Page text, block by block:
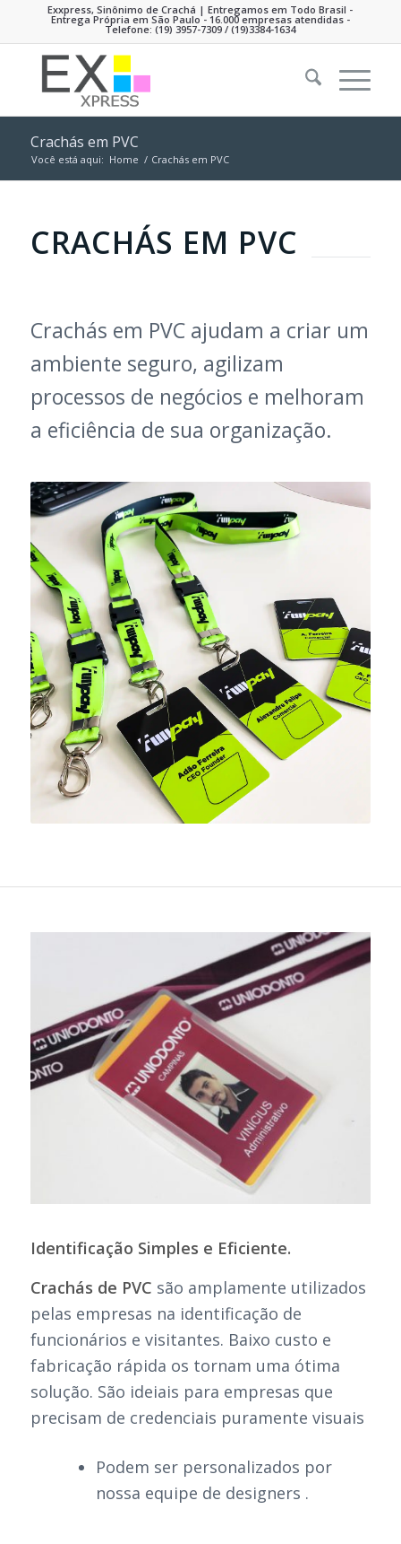
Exxpress, Sinônimo de Crachá | Entregamos em Todo Brasil -
Entrega Própria em São Paulo - 16.000 empresas atendidas -
Telefone:(19) 3957-7309 / (19)3384-1634
Crachás em PVC
Você está aqui: Home / Crachás em PVC
CRACHÁS EM PVC
Crachás em PVC ajudam a criar um
ambiente seguro, agilizam
processos de negócios e melhoram
a eficiência de sua organização.
Identificação Simples e Eficiente.
Crachás de PVC são amplamente utilizados
pelas empresas na identificação de
funcionários e visitantes. Baixo custo e
fabricação rápida os tornam uma ótima
solução. São ideiais para empresas que
precisam de credenciais puramente visuais
Podem ser personalizados por
nossa equipe de designers .